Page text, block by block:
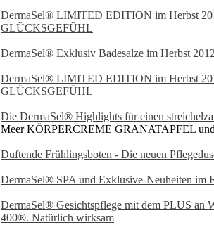
DermaSel® LIMITED EDITION im Herbst
GLÜCKSGEFÜHL
DermaSel® Exklusiv Badesalze im Herbst
DermaSel® LIMITED EDITION im Herbst
GLÜCKSGEFÜHL
Die DermaSel® Highlights für einen
Meer KÖRPERCREME GRANATAPFEL
Duftende Frühlingsboten - Die neuen
DermaSel® SPA und Exklusive-Neuheiten im
DermaSel® Gesichtspflege mit dem PLUS
400®. Natürlich wirksam